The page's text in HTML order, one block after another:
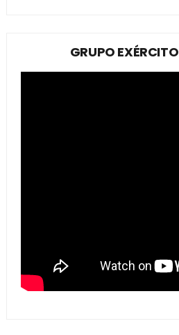
GRUPO